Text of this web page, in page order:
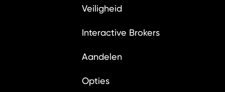
Veiligheid
Interactive Brokers
Aandelen
Opties